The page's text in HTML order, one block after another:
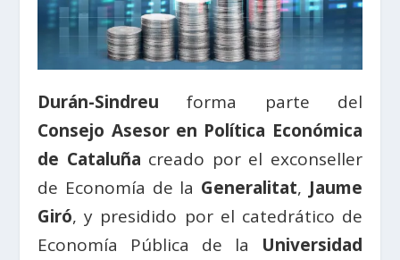
Durán-Sindreu forma parte del
Consejo Asesor en Política Económica
de Cataluña creado por el exconseller
de Economía de la Generalitat, Jaume
Giró, y presidido por el catedrático de
Economía Pública de la Universidad